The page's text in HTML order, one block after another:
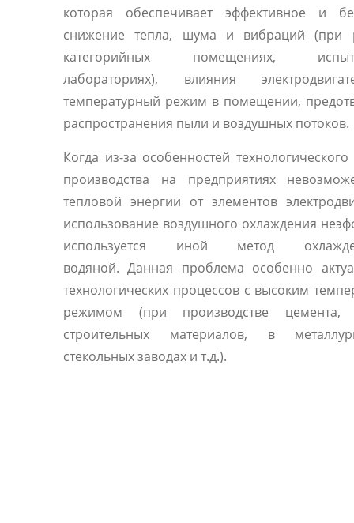
которая обеспечивает эффективное и
снижение тепла, шума и вибраций (при
категорийных помещениях,
лабораториях), влияния
температурный режим в помещении,
распространения пыли и воздушных потоков.
Когда из-за особенностей
производства на предприятиях
тепловой энергии от элементов
использование воздушного охлаждения
используется иной метод
водяной. Данная проблема особенно
технологических процессов с высоким
режимом (при производстве цемента,
строительных материалов, в
стекольных заводах и т.д.).